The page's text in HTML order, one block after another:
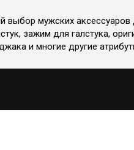
выбор мужских аксессуаров
зажим для галстука,
и многие другие